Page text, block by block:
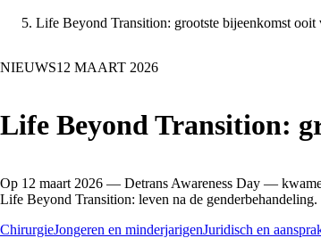
Life Beyond Transition: grootste bijeenkomst
NIEUWS12 MAART 2026
Life Beyond Transition:
Op 12 maart 2026 — Detrans Awareness Day —
Life Beyond Transition: leven na de
ChirurgieJongeren en minderjarigenJuridisch en